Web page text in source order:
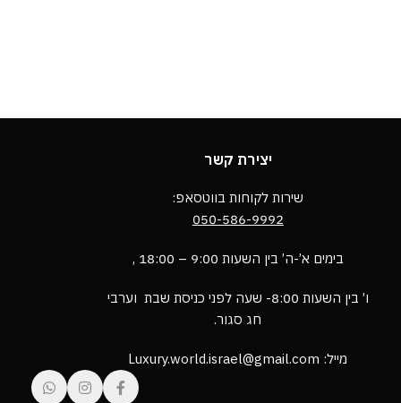
יצירת קשר
שירות לקוחות בווטסאפ:
050-586-9992
בימים א’-ה’ בין השעות 9:00 – 18:00 ,
ו’ בין השעות 8:00- שעה לפני כניסת שבת וערבי
חג סגור.
מייל: Luxury.world.israel@gmail.com